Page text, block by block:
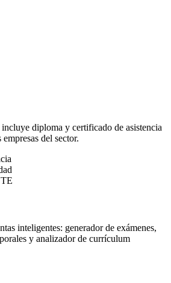
diploma y certificado de asistencia
del sector.
inteligentes: generador de exámenes,
y analizador de currículum